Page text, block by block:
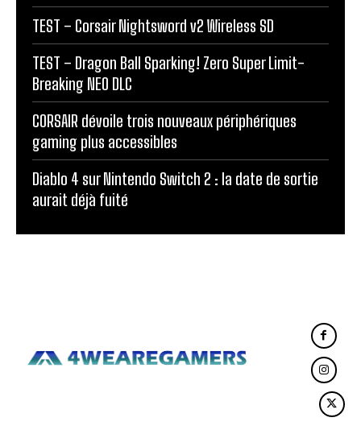
TEST – Corsair Nightsword v2 Wireless SD
TEST – Dragon Ball Sparking! Zero Super Limit-
Breaking NEO DLC
CORSAIR dévoile trois nouveaux périphériques
gaming plus accessibles
Diablo 4 sur Nintendo Switch 2 : la date de sortie
aurait déjà fuité